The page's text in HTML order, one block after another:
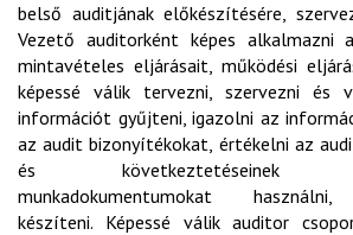
belső auditjának előkészítésére,
Vezető auditorként képes alkalmazni
mintavételes eljárásait, működési
képessé válik tervezni, szervezni és
információt gyűjteni, igazolni az
az audit bizonyítékokat, értékelni az
és következtetéseinek
munkadokumentumokat
készíteni. Képessé válik auditor